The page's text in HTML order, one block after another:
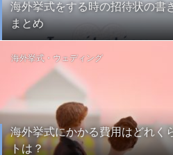
海外挙式をする時の招待状の書
まとめ
海外挙式にかかる費用はどれく
トは？
海外挙式・ウェディング